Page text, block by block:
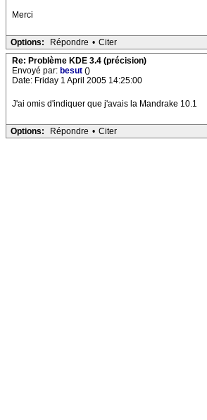
Merci
Options: Répondre • Citer
Re: Problème KDE 3.4 (précision)
Envoyé par: besut ()
Date: Friday 1 April 2005 14:25:00
J'ai omis d'indiquer que j'avais la Mandrake 10.1
Options: Répondre • Citer